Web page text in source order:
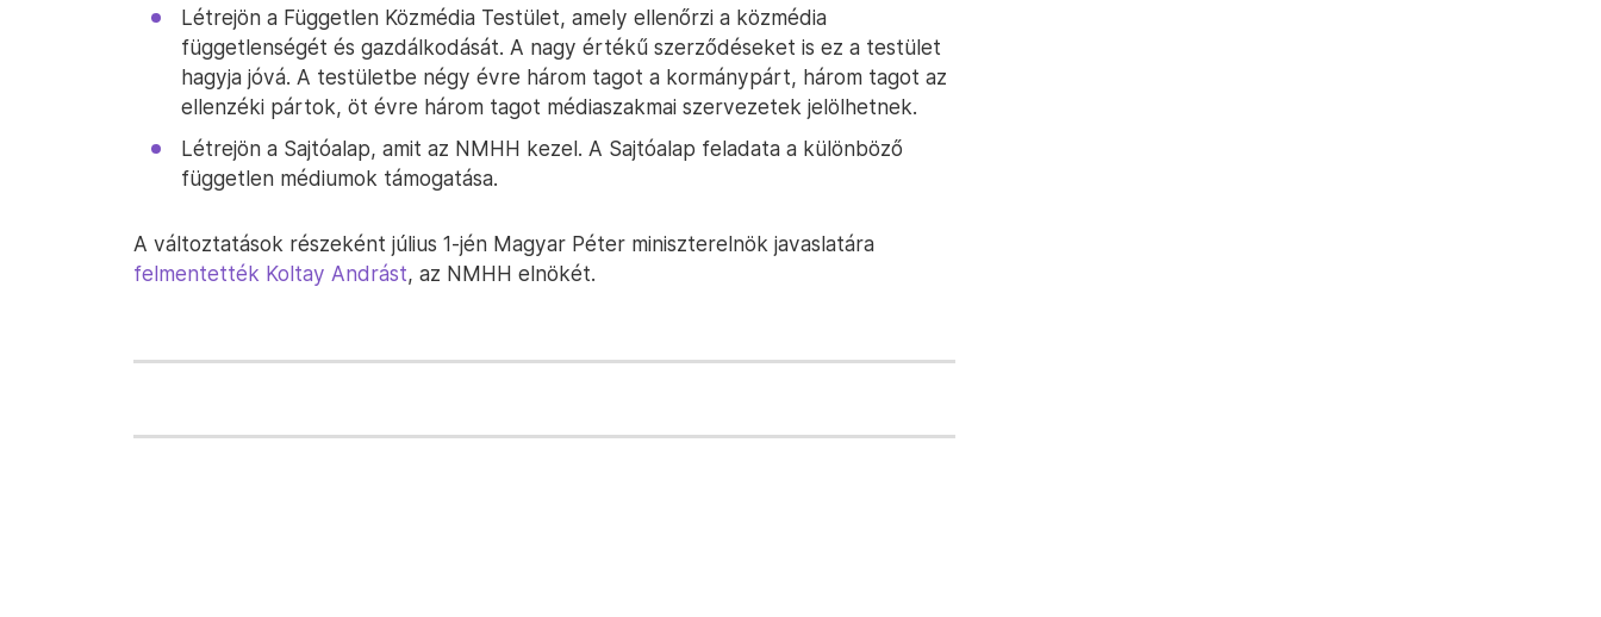
Létrejön a Független Közmédia Testület, amely ellenőrzi a közmédia
függetlenségét és gazdálkodását. A nagy értékű szerződéseket is ez a testület
hagyja jóvá. A testületbe négy évre három tagot a kormánypárt, három tagot az
ellenzéki pártok, öt évre három tagot médiaszakmai szervezetek jelölhetnek.
Létrejön a Sajtóalap, amit az NMHH kezel. A Sajtóalap feladata a különböző
független médiumok támogatása.
A változtatások részeként július 1-jén Magyar Péter miniszterelnök javaslatára
felmentették Koltay Andrást, az NMHH elnökét.